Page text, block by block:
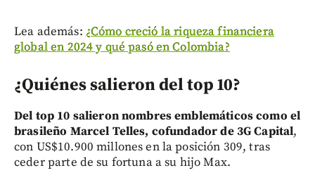
Lea además: ¿Cómo creció la riqueza financiera
global en 2024 y qué pasó en Colombia?
¿Quiénes salieron del top 10?
Del top 10 salieron nombres emblemáticos como el
brasileño Marcel Telles, cofundador de 3G Capital,
con US$10.900 millones en la posición 309, tras
ceder parte de su fortuna a su hijo Max.